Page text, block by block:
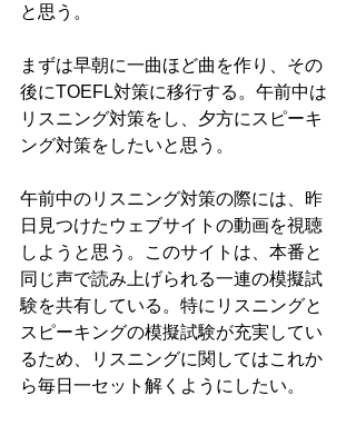
と思う。
まずは早朝に一曲ほど曲を作り、その
後にTOEFL対策に移行する。午前中は
リスニング対策をし、夕方にスピーキ
ング対策をしたいと思う。
午前中のリスニング対策の際には、昨
日見つけたウェブサイトの動画を視聴
しようと思う。このサイトは、本番と
同じ声で読み上げられる一連の模擬試
験を共有している。特にリスニングと
スピーキングの模擬試験が充実してい
るため、リスニングに関してはこれか
ら毎日一セット解くようにしたい。